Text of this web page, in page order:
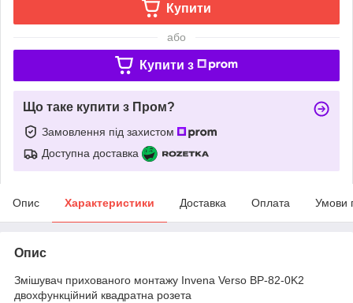
Купити
або
Купити з
Що таке купити з Пром?
Замовлення під захистом
Доступна доставка
Опис Характеристики Доставка Оплата Умови
Опис
Змішувач прихованого монтажу Invena Verso BP-82-0K2
двохфункційний квадратна розета